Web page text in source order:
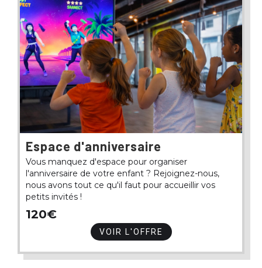
Espace d'anniversaire
Vous manquez d'espace pour organiser
l'anniversaire de votre enfant ? Rejoignez-nous,
nous avons tout ce qu'il faut pour accueillir vos
petits invités !
120€
VOIR L'OFFRE